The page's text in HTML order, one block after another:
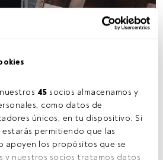
45 socios almacenamos y
como datos de
únicos, en tu dispositivo. Si
estarás permitiendo que las
apoyen los propósitos que se
y nuestros socios tratamos datos
de inversión?
en generación de ideas,
debate, e implementación.
y por sectores. Nuestros
para identificar temas globales
cíclicos. Este pensamiento global